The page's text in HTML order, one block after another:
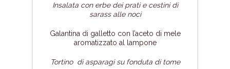
Insalata con erbe dei pratie cestini di
sarass alle noci
Galantina di galletto con l’aceto di mele
aromatizzato al lampone
Tortino di asparagi su fonduta di tome